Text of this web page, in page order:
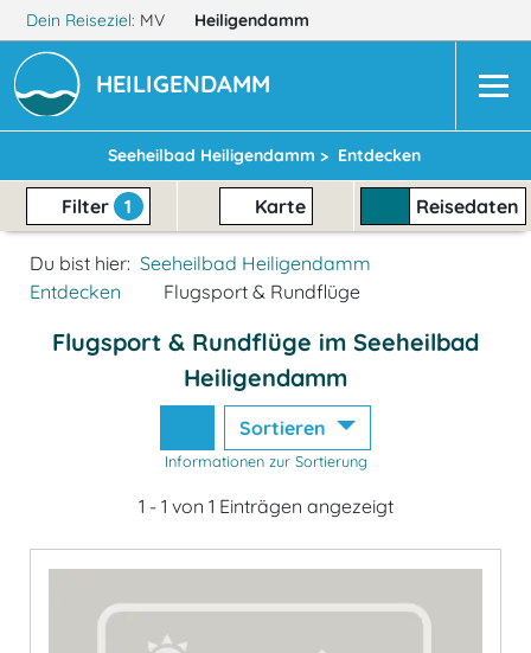
Dein Reiseziel: MV Heiligendamm
HEILIGENDAMM
Seeheilbad Heiligendamm > Entdecken
Filter 1 Karte Reisedaten
Du bist hier: Seeheilbad Heiligendamm
Entdecken
Flugsport & Rundflüge
Flugsport & Rundflüge im Seeheilbad
Heiligendamm
Sortieren
Informationen zur Sortierung
1 - 1 von 1 Einträgen angezeigt